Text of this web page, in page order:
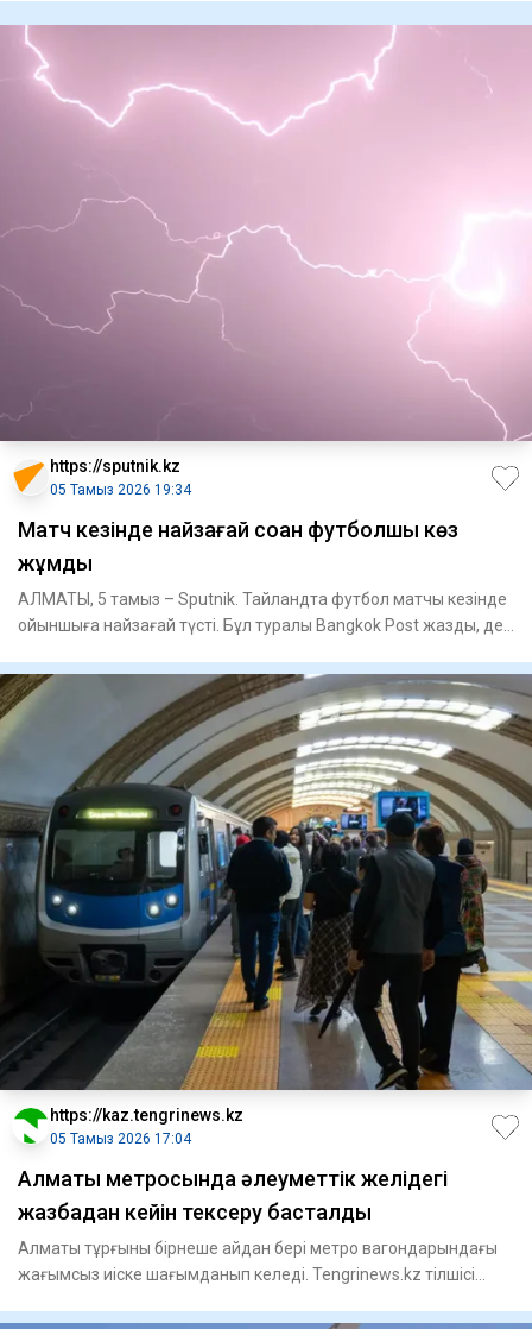
https://sputnik.kz
05 Тамыз 2026 19:34
Матч кезінде найзағай соққан футболшы көз
жұмды
АЛМАТЫ, 5 тамыз – Sputnik. Тайландта футбол матчы кезінде
ойыншыға найзағай түсті. Бұл туралы Bangkok Post жазды, деп
https://kaz.tengrinews.kz
05 Тамыз 2026 17:04
Алматы метросында әлеуметтік желідегі
жазбадан кейін тексеру басталды
Алматы тұрғыны бірнеше айдан бері метро вагондарындағы
жағымсыз иіске шағымданып келеді. Tengrinews.kz тілшісі